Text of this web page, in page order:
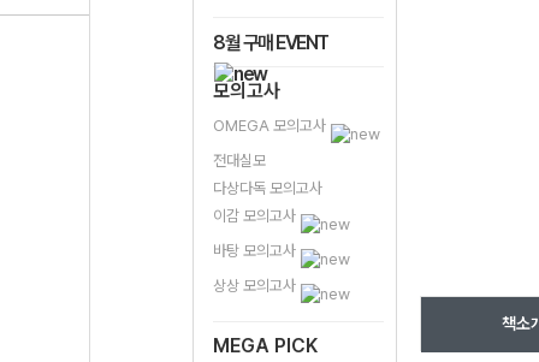
8월 구매 EVENT
모의고사
OMEGA 모의고사
전대실모
다상다독 모의고사
이감 모의고사
바탕 모의고사
상상 모의고사
MEGA PICK
책소